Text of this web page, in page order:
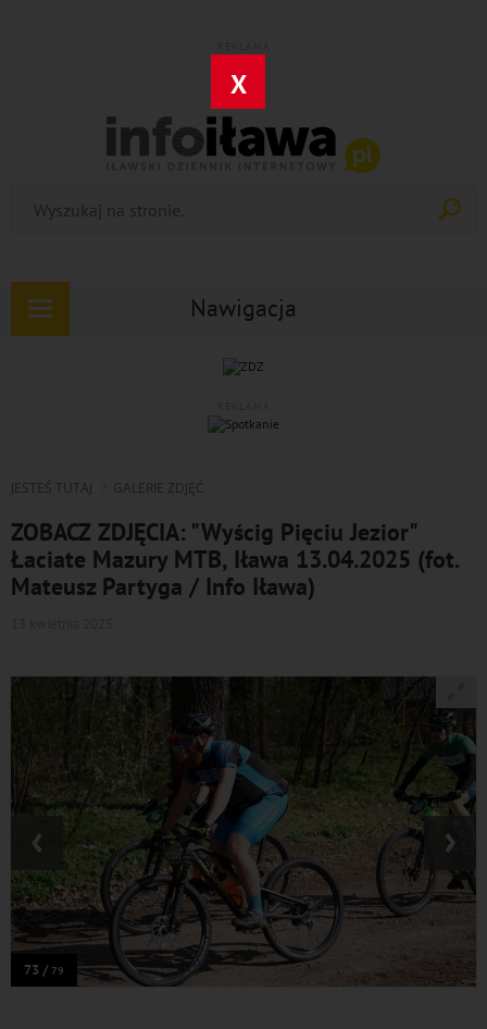
X
Nawigacja
Rozwiń
JESTEŚ TUTAJ GALERIE ZDJĘĆ
ZOBACZ ZDJĘCIA: "Wyścig Pięciu Jezior"
Łaciate Mazury MTB, Iława 13.04.2025 (fot.
Mateusz Partyga / Info Iława)
73 / 79
‹ ›